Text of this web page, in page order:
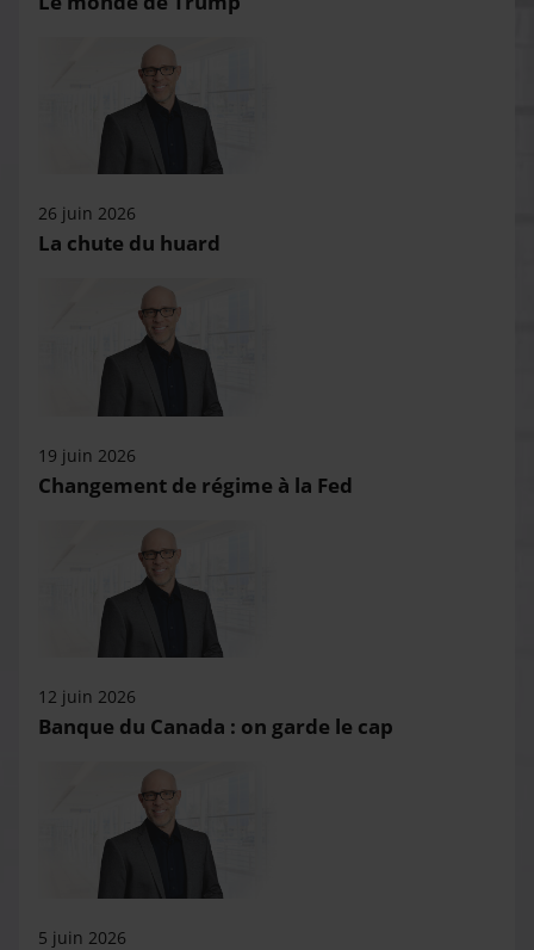
26 juin 2026
La chute du huard
19 juin 2026
Changement de régime à la Fed
12 juin 2026
Banque du Canada : on garde le cap
5 juin 2026